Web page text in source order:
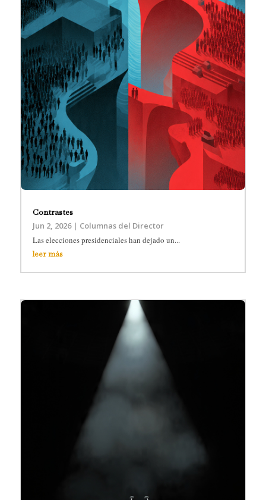
Contrastes
Jun 2, 2026| Columnas del Director
Las elecciones presidenciales han dejado un...
leer más